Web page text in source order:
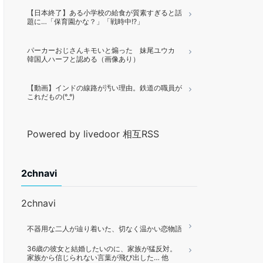
【日本終了】ある小学校の給食が質素すぎると話
題に…「保育園かな？」「戦時中!?」
パーカーおじさんキモいと煽った 妹尾ユウカ
韓国人ハーフと認める（画像あり）
【動画】インドの線路が汚い理由。鉄道の職員が
これだもの(°_°)
Powered by livedoor 相互RSS
2chnavi
2chnavi
不器用な二人が辿り着いた、切なく温かい恋物語
36歳の彼女と結婚したいのに、家族が猛反対。
家族から信じられない言葉が飛び出した… 他